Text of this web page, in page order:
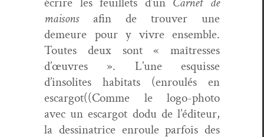
maisons afin de trou­ver une
demeure pour y vivre ensem­ble.
Toutes deux sont « maîtress­es
d’œuvres ». L’une esquisse
d’insolites habi­tats (enroulés en
escargot((Comme le logo-pho­to
avec un escar­got dodu de l’éditeur,
la dessi­na­trice enroule par­fois des